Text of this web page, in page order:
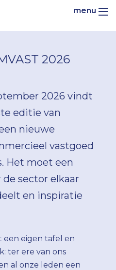
2026
2026 vindt
editie van
nieuwe
vastgoed
Het moet een
sector elkaar
en inspiratie
een eigen tafel en
ter ere van ons
al onze leden een